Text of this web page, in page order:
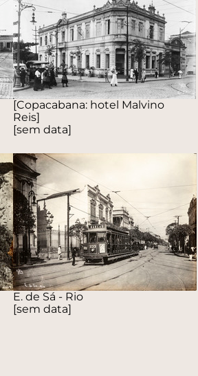
[Copacabana: hotel Malvino
Reis]
[sem data]
E. de Sá - Rio
[sem data]